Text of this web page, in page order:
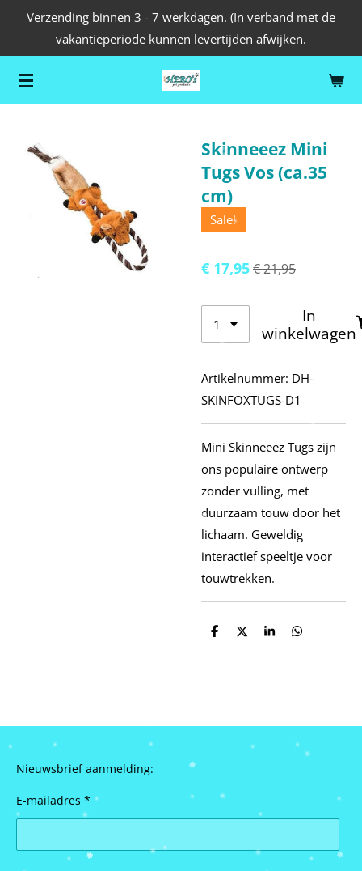
de
hoofdinhoud
Verzending binnen 3 - 7 werkdagen. (In verband met de
vakantieperiode kunnen levertijden afwijken.
Skinneeez Mini
Tugs Vos (ca.35
cm)
Sale!
€ 17,95€ 21,95
In
winkelwagen
Artikelnummer: DH-
SKINFOXTUGS-D1
Mini Skinneeez Tugs zijn
ons populaire ontwerp
zonder vulling, met
duurzaam touw door het
lichaam. Geweldig
interactief speeltje voor
touwtrekken.
D
D
S
D
Nieuwsbrief aanmelding:
E-mailadres *